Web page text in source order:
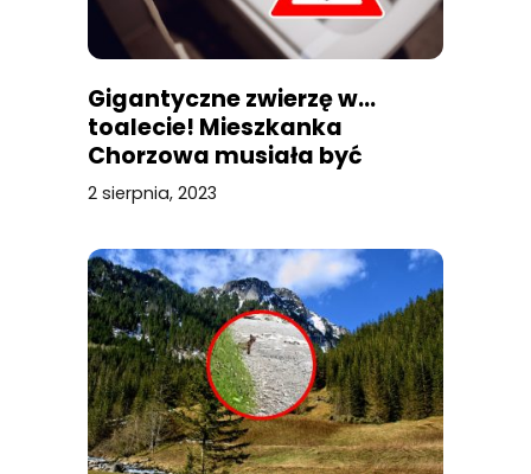
Gigantyczne zwierzę w…
toalecie! Mieszkanka
Chorzowa musiała być
przerażona
2 sierpnia, 2023